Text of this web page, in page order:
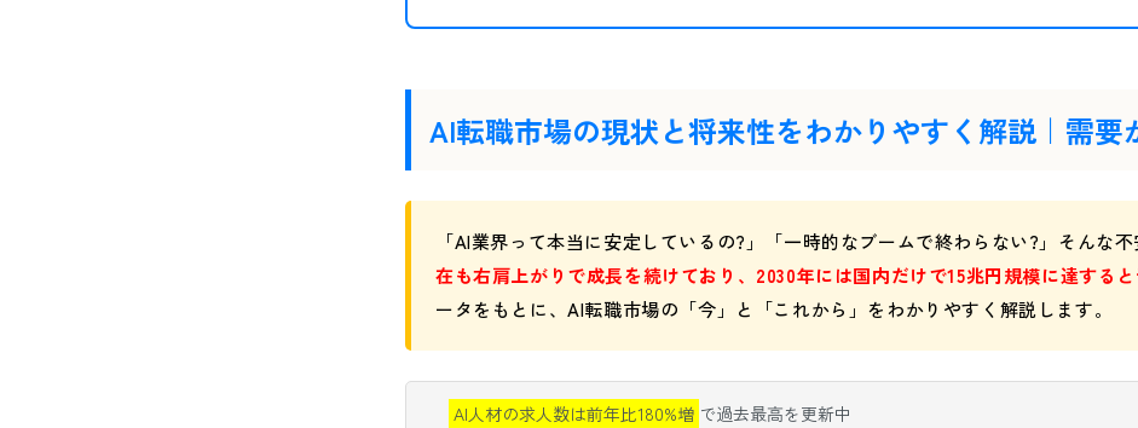
AI転職市場の現状と将来性をわかりやすく解説｜需要
「AI業界って本当に安定しているの?」「一時的なブームで終わらない?」そんな不
在も右肩上がりで成長を続けており、2030年には国内だけで15兆円規模に達すると
ータをもとに、AI転職市場の「今」と「これから」をわかりやすく解説します。
AI人材の求人数は前年比180%増 で過去最高を更新中